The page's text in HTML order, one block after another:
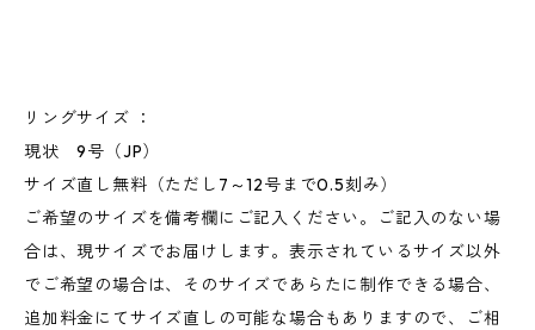
リングサイズ ：
現状 9号（JP）
サイズ直し無料（ただし7～12号まで0.5刻み）
ご希望のサイズを備考欄にご記入ください。ご記入のない場
合は、現サイズでお届けします。表示されているサイズ以外
でご希望の場合は、そのサイズであらたに制作できる場合、
追加料金にてサイズ直しの可能な場合もありますので、ご相